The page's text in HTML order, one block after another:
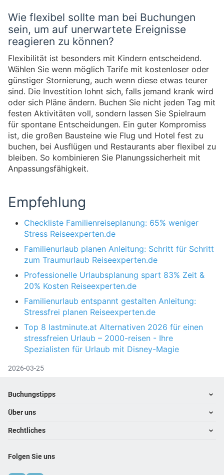
Wie flexibel sollte man bei Buchungen
sein, um auf unerwartete Ereignisse
reagieren zu können?
Flexibilität ist besonders mit Kindern entscheidend.
Wählen Sie wenn möglich Tarife mit kostenloser oder
günstiger Stornierung, auch wenn diese etwas teurer
sind. Die Investition lohnt sich, falls jemand krank wird
oder sich Pläne ändern. Buchen Sie nicht jeden Tag mit
festen Aktivitäten voll, sondern lassen Sie Spielraum
für spontane Entscheidungen. Ein guter Kompromiss
ist, die großen Bausteine wie Flug und Hotel fest zu
buchen, bei Ausflügen und Restaurants aber flexibel zu
bleiben. So kombinieren Sie Planungssicherheit mit
Anpassungsfähigkeit.
Empfehlung
Checkliste Familienreiseplanung: 65% weniger
Stress Reiseexperten.de
Familienurlaub planen Anleitung: Schritt für Schritt
zum Traumurlaub Reiseexperten.de
Professionelle Urlaubsplanung spart 83% Zeit &
20% Kosten Reiseexperten.de
Familienurlaub entspannt gestalten Anleitung:
Stressfrei planen Reiseexperten.de
Top 8 lastminute.at Alternativen 2026 für einen
stressfreien Urlaub – 2000-reisen - Ihre
Spezialisten für Urlaub mit Disney-Magie
2026-03-25
Footer navigation
Buchungstipps
Hoteltipps
Reisewelten
Tipps für die Buchung
Kunden mit Mobilitätseinschränkungen
Über uns
Kontakt
Karriere
Rechtliches
Folgen Sie uns